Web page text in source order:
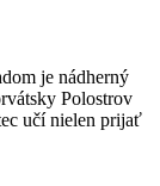
je nádherný
Polostrov
učí nielen prijať